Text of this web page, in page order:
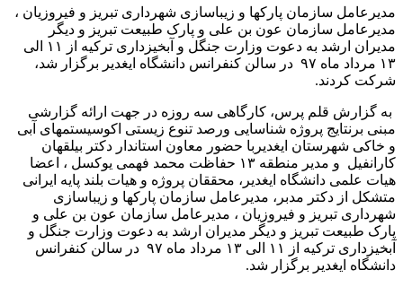
مدیرعامل سازمان پارکها و زیباسازی شهرداری تبریز و فیروزیان ،
مدیرعامل سازمان عون بن علی و پارک طبیعت تبریز و دیگر
مدیران ارشد به دعوت وزارت جنگل و آبخیزداری ترکیه از ۱۱ الی
۱۳ مرداد ماه ۹۷ در سالن کنفرانس دانشگاه ایغدیر برگزار شد،
شرکت کردند.
به گزارش قلم پرس، کارگاهی سه روزه در جهت ارائه گزارشی
مبنی برنتایج پروژه شناسایی ورصد تنوع زیستی اکوسیستمهای آبی
و خاکی شهرستان ایغدیربا حضور معاون استاندار دکتر بیلقهان
کارانفیل و مدیر منطقه ۱۳ حفاظت محمد فهمی یوکسل ، اعضا
هیات علمی دانشگاه ایغدیر، محققان پروژه و هیات بلند پایه ایرانی
متشکل از دکتر مدبر، مدیرعامل سازمان پارکها و زیباسازی
شهرداری تبریز و فیروزیان ، مدیرعامل سازمان عون بن علی و
پارک طبیعت تبریز و دیگر مدیران ارشد به دعوت وزارت جنگل و
آبخیزداری ترکیه از ۱۱ الی ۱۳ مرداد ماه ۹۷ در سالن کنفرانس
دانشگاه ایغدیر برگزار شد.